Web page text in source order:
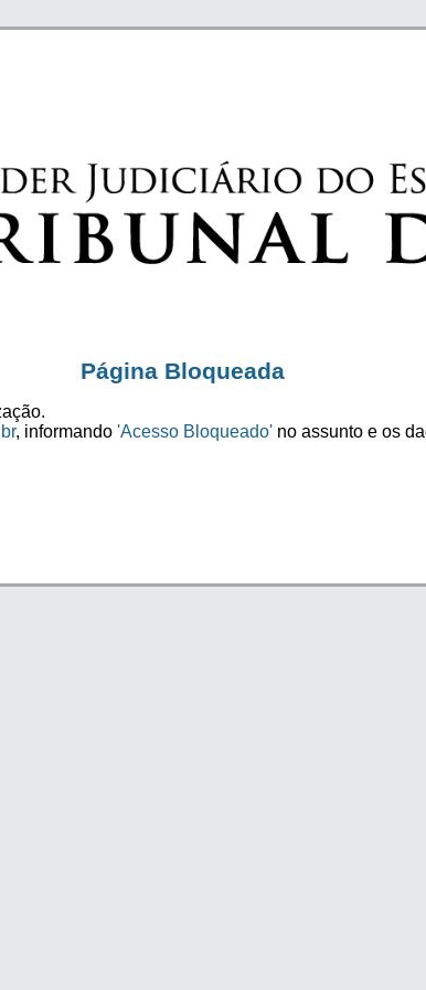
Página Bloqueada
, informando 'Acesso Bloqueado' no assunto e os